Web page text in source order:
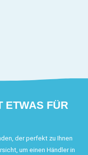
ETWAS FÜR
der perfekt zu Ihnen
um einen Händler in